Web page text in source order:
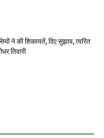
ने की शिकायतें, दिए सुझाव, त्वरित
तिवारी